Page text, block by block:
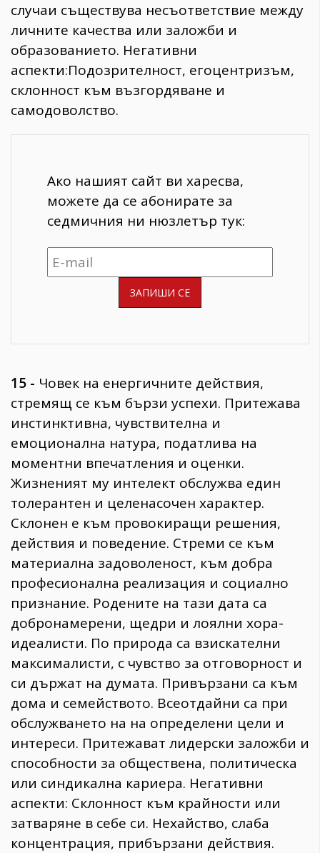
случаи съществува несъответствие между
личните качества или заложби и
образованието. Негативни
аспекти:Подозрителност, егоцентризъм,
склонност към възгордяване и
самодоволство.
Ако нашият сайт ви харесва,
можете да се абонирате за
седмичния ни нюзлетър тук:
15 - Човек на енергичните действия,
стремящ се към бързи успехи. Притежава
инстинктивна, чувствителна и
емоционална натура, податлива на
моментни впечатления и оценки.
Жизненият му интелект обслужва един
толерантен и целенасочен характер.
Склонен е към провокиращи решения,
действия и поведение. Стреми се към
материална задоволеност, към добра
професионална реализация и социално
признание. Родените на тази дата са
добронамерени, щедри и лоялни хора-
идеалисти. По природа са взискателни
максималисти, с чувство за отговорност и
си държат на думата. Привързани са към
дома и семейството. Всеотдайни са при
обслужването на на определени цели и
интереси. Притежават лидерски заложби и
способности за обществена, политическа
или синдикална кариера. Негативни
аспекти: Склонност към крайности или
затваряне в себе си. Нехайство, слаба
концентрация, прибързани действия.